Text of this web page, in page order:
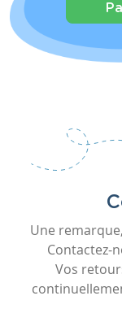
Une
Contactez-
Vos